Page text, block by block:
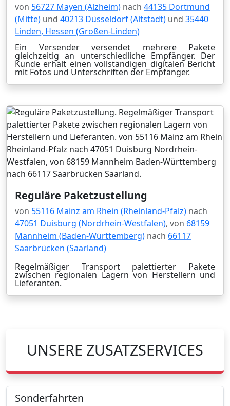
von 56727 Mayen (Alzheim) nach 44135 Dortmund
(Mitte) und 40213 Düsseldorf (Altstadt) und 35440
Linden, Hessen (Großen-Linden)
Ein Versender versendet mehrere Pakete
gleichzeitig an unterschiedliche Empfänger. Der
Kunde erhält einen vollständigen digitalen Bericht
mit Fotos und Unterschriften der Empfänger.
Reguläre Paketzustellung
von 55116 Mainz am Rhein (Rheinland-Pfalz) nach
47051 Duisburg (Nordrhein-Westfalen), von 68159
Mannheim (Baden-Württemberg) nach 66117
Saarbrücken (Saarland)
Regelmäßiger Transport palettierter Pakete
zwischen regionalen Lagern von Herstellern und
Lieferanten.
UNSERE ZUSATZSERVICES
Sonderfahrten